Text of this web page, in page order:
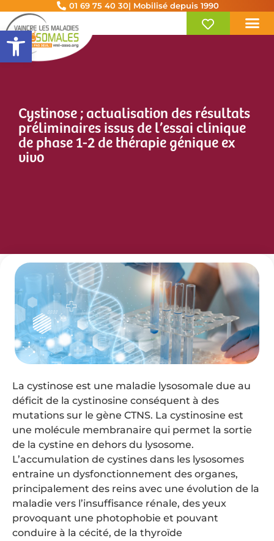
Ouvrir la barre d’outils
01 69 75 40 30| Mobilisé depuis 1990
Cystinose ; actualisation des résultats
préliminaires issus de l’essai clinique
de phase 1-2 de thérapie génique ex
vivo
La cystinose est une maladie lysosomale due au
déficit de la cystinosine conséquent à des
mutations sur le gène CTNS. La cystinosine est
une molécule membranaire qui permet la sortie
de la cystine en dehors du lysosome.
L’accumulation de cystines dans les lysosomes
entraine un dysfonctionnement des organes,
principalement des reins avec une évolution de la
maladie vers l’insuffisance rénale, des yeux
provoquant une photophobie et pouvant
conduire à la cécité, de la thyroïde